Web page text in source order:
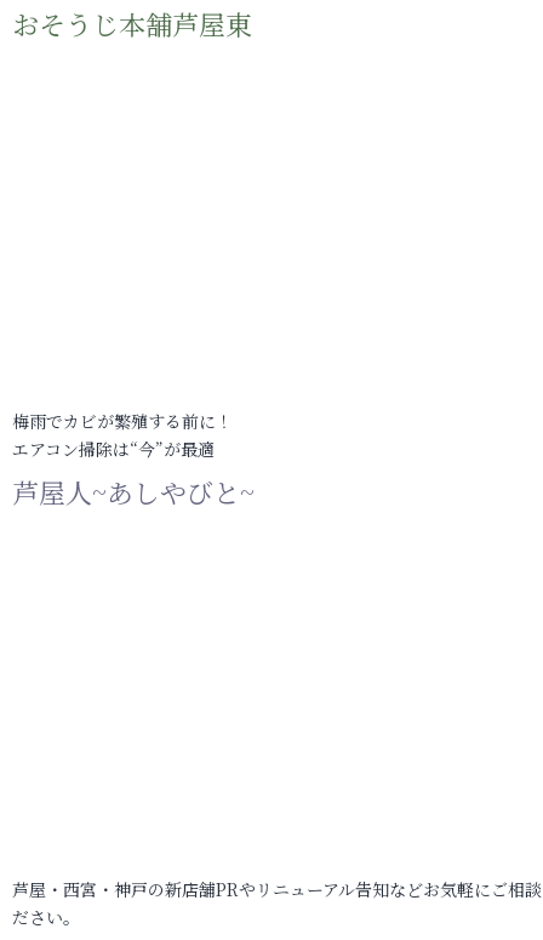
おそうじ本舗芦屋東
梅雨でカビが繁殖する前に！
エアコン掃除は“今”が最適
芦屋人~あしやびと~
芦屋・西宮・神戸の新店舗PRやリニューアル告知などお気軽にご相
ださい。